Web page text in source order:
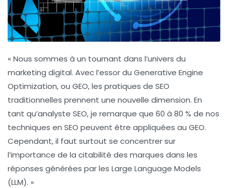
« Nous sommes à un tournant dans l’univers du
marketing digital. Avec l’essor du Generative Engine
Optimization, ou GEO, les pratiques de SEO
traditionnelles prennent une nouvelle dimension. En
tant qu’analyste SEO, je remarque que 60 à 80 % de nos
techniques en SEO peuvent être appliquées au GEO.
Cependant, il faut surtout se concentrer sur
l’importance de la citabilité des marques dans les
réponses générées par les Large Language Models
(LLM). »